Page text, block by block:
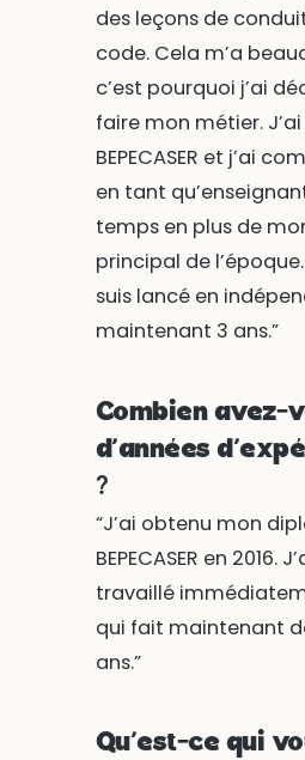
des leçons de
code. Cela m’a
c’est pourquoi j’ai
faire mon métier.
BEPECASER et j’ai
en tant
temps en plus de
principal de
suis lancé en
maintenant 3 ans.”
Combien avez-
d’années
?
“J’ai obtenu mon
BEPECASER en 2016.
travaillé
qui fait maintenant
ans.”
Qu’est-ce qui